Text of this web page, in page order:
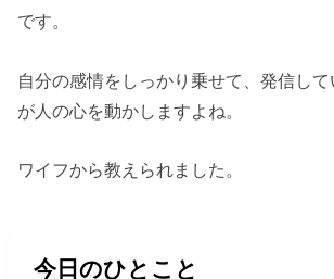
です。
自分の感情をしっかり乗せて、発信し
が人の心を動かしますよね。
ワイフから教えられました。
今日のひとこと